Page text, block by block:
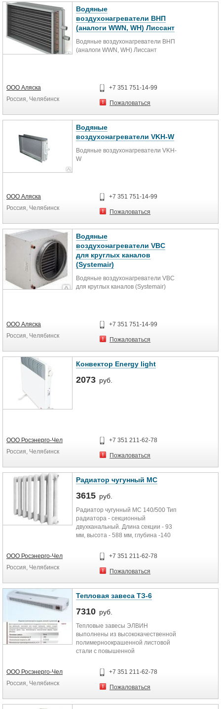
Водяные
воздухонагреватели ВНП
(аналоги WWN, WH) Лиссант
Водяные воздухонагреватели ВНП
(аналоги WWN, WH) Лиссант
ООО Аляска
Россия, Челябинск
+7 351 751-14-99
Пожаловаться
Водяные
воздухонагреватели VKH-W
Водяные воздухонагреватели VKH-
W
ООО Аляска
Россия, Челябинск
+7 351 751-14-99
Пожаловаться
Водяные
воздухонагреватели VBC
для круглых каналов
(Systemair)
Водяные воздухонагреватели VBC
для круглых каналов (Systemair)
ООО Аляска
Россия, Челябинск
+7 351 751-14-99
Пожаловаться
Конвектор Energy light
2073 руб.
ООО Росэнерго-Чел
Россия, Челябинск
+7 351 211-62-78
Пожаловаться
Радиатор чугунный МС
3615 руб.
Радиатор чугунный МС 140/500 Тип
радиатора - секционный
двухканальный. Длина секции - 93
мм, высота - 588 мм, глубина -140
ООО Росэнерго-Чел
Россия, Челябинск
+7 351 211-62-78
Пожаловаться
Тепловая завеса ТЗ-6
7310 руб.
Тепловые завесы ЭЛВИН
выполнены из высококачественной
полимерноокрашенной листовой
стали с повышенной
устойчивостью....
ООО Росэнерго-Чел
Россия, Челябинск
+7 351 211-62-78
Пожаловаться